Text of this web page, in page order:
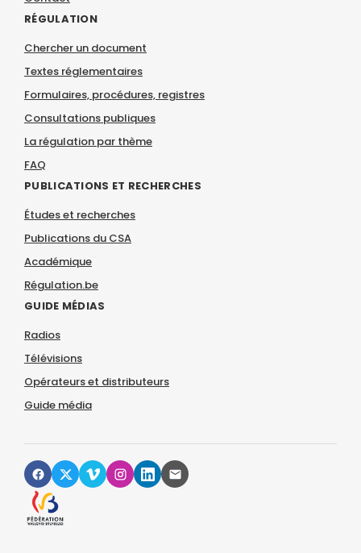
RÉGULATION
Chercher un document
Textes réglementaires
Formulaires, procédures, registres
Consultations publiques
La régulation par thème
FAQ
PUBLICATIONS ET RECHERCHES
Études et recherches
Publications du CSA
Académique
Régulation.be
GUIDE MÉDIAS
Radios
Télévisions
Opérateurs et distributeurs
Guide média